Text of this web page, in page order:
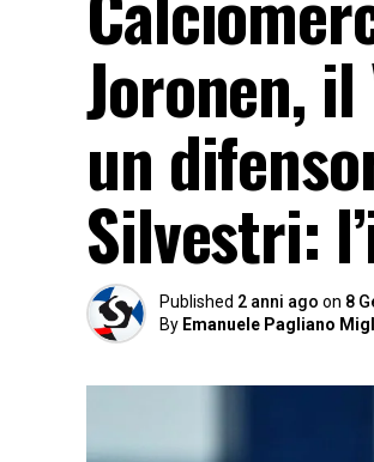
Joronen,
un
Silvestri:
Published 2 anni ago on 8
By Emanuele Pagliano